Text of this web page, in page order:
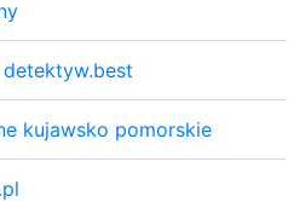
kujawsko pomorskie